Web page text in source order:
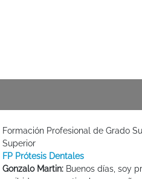
Formación Profesional de Grado
Superior
FP Prótesis Dentales
Gonzalo Martin: Buenos días, soy